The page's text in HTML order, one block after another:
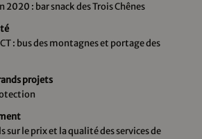
: bar snack des Trois Chênes
: bus des montagnes et portage des
projets
sur le prix et la qualité des services de